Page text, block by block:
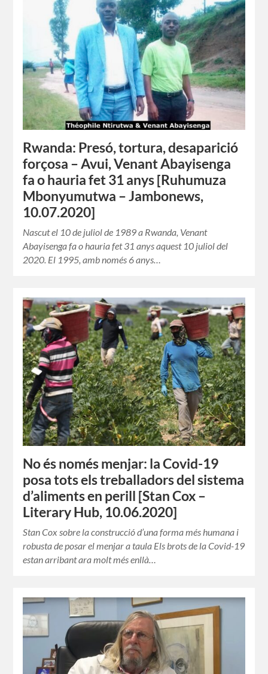
Rwanda: Presó, tortura, desaparició
forçosa – Avui, Venant Abayisenga
fa o hauria fet 31 anys [Ruhumuza
Mbonyumutwa – Jambonews,
10.07.2020]
Nascut el 10 de juliol de 1989 a Rwanda, Venant
Abayisenga fa o hauria fet 31 anys aquest 10 juliol del
2020. El 1995, amb només 6 anys…
No és només menjar: la Covid-19
posa tots els treballadors del sistema
d’aliments en perill [Stan Cox –
Literary Hub, 10.06.2020]
Stan Cox sobre la construcció d’una forma més humana i
robusta de posar el menjar a taula Els brots de la Covid-19
estan arribant ara molt més enllà…